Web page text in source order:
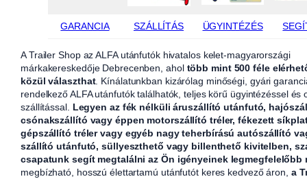
GARANCIA SZÁLLÍTÁS ÜGYINTÉZÉS
A Trailer Shop az ALFA utánfutók hivatalos kelet-magyarországi
márkakereskedője Debrecenben, ahol több mint 500 féle
közül választhat. Kínálatunkban kizárólag minőségi, gyári
rendelkező ALFA utánfutók találhatók, teljes körű ügyintézéssel és
szállítással. Legyen az fék nélküli áruszállító utánfutó,
csónakszállító vagy éppen motorszállító tréler, fékezett
gépszállító tréler vagy egyéb nagy teherbírású autószállító
szállító utánfutó, süllyeszthető vagy billenthető kivitelben,
csapatunk segít megtalálni az Ön igényeinek legmegfelelőbb
megbízható, hosszú élettartamú utánfutót keres kedvező áron, a